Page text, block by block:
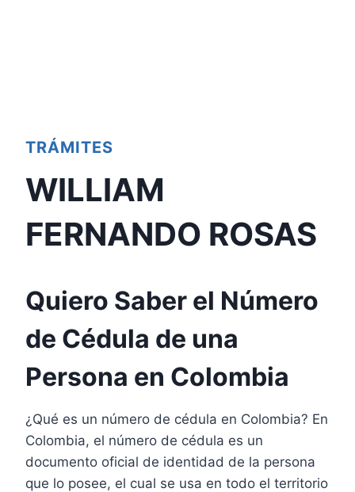
TRÁMITES
WILLIAM
FERNANDO ROSAS
Quiero Saber el Número
de Cédula de una
Persona en Colombia
¿Qué es un número de cédula en Colombia? En
Colombia, el número de cédula es un
documento oficial de identidad de la persona
que lo posee, el cual se usa en todo el territorio